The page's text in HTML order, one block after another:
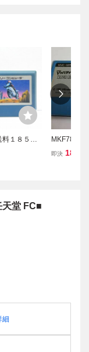
１８５円
ー ファミ
マッハライ
即決 180
天堂 FC■
細